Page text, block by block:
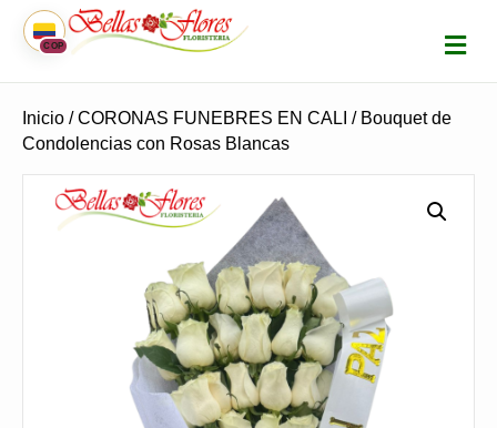
COP M
E
N
Inicio /CORONAS FUNEBRES EN CALI / Bouquet de
Condolencias con Rosas Blancas